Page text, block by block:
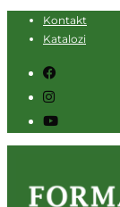
Kontakt
Katalozi